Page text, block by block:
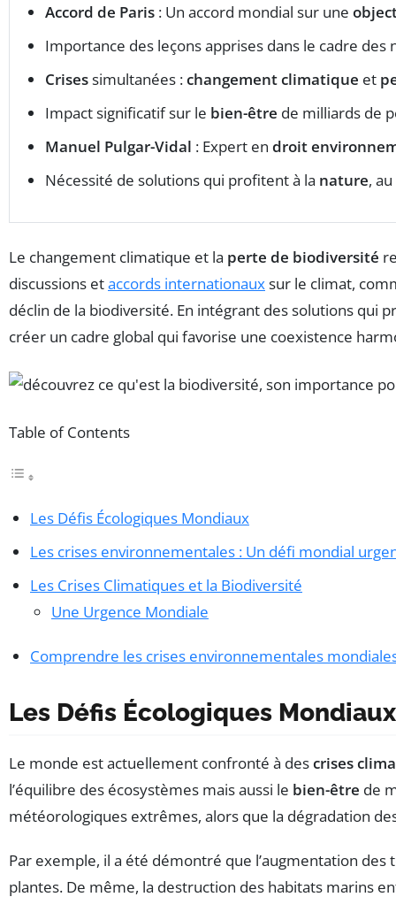
Accord de Paris : Un accord mondial sur une
Importance des leçons apprises dans le cadre
Crisessimultanées :changement climatique et
Impact significatif sur le bien-être de milliards de
Manuel Pulgar-Vidal : Expert en droit
Nécessité de solutions qui profitent à la nature, au
Le changement climatique et la perte de biodiversité
discussions etaccords internationauxsur le climat,
déclin de la biodiversité. En intégrant des solutions qui
créer un cadre global qui favorise une coexistence
Table of Contents
Les Défis Écologiques Mondiaux
Les crises environnementales : Un défi mondial
Les Crises Climatiques et la Biodiversité
Une Urgence Mondiale
Comprendre les crises environnementales
Les Défis Écologiques Mondiaux
Le monde est actuellement confronté à descrises
l’équilibre des écosystèmes mais aussi le bien-être de
météorologiques extrêmes, alors que la dégradation
Par exemple, il a été démontré que l’augmentation
plantes. De même, la destruction des habitats marins